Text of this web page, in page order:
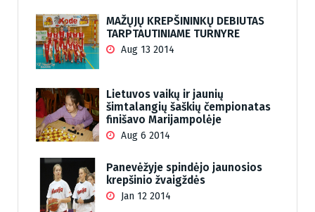
MAŽŲJŲ KREPŠININKŲ DEBIUTAS
TARPTAUTINIAME TURNYRE
Aug 13 2014
Lietuvos vaikų ir jaunių
šimtalangių šaškių čempionatas
finišavo Marijampolėje
Aug 6 2014
Panevėžyje spindėjo jaunosios
krepšinio žvaigždės
Jan 12 2014